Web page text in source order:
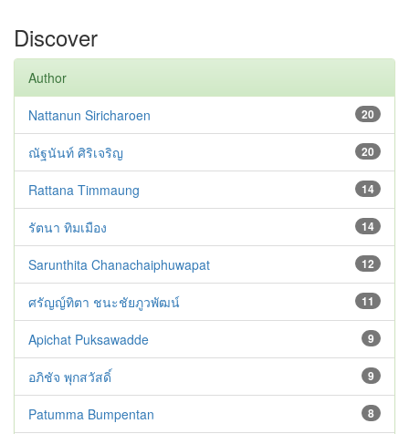
Discover
Author
20
Nattanun Siricharoen
20
ณัฐนันท์ ศิริเจริญ
14
Rattana Timmaung
14
รัตนา ทิมเมือง
12
Sarunthita Chanachaiphuwapat
11
ศรัญญ์ทิตา ชนะชัยภูวพัฒน์
9
Apichat Puksawadde
9
อภิชัจ พุกสวัสดิ์
8
Patumma Bumpentan